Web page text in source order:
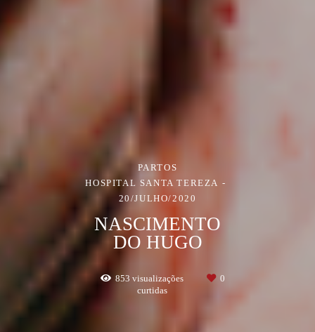
PARTOS
HOSPITAL SANTA TEREZA
20/JULHO/2020
NASCIMENTO
DO HUGO
853 visualizações
0
curtidas